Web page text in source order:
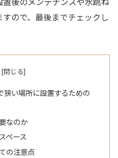
ので、最後までチェックし
狭い場所に設置するための
なのか
ペース
の注意点